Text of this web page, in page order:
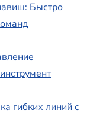
Быстро
гибких линий с